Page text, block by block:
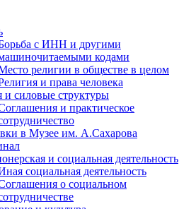
с ИНН и другими
кодами
религии в обществе в целом
и права человека
и силовые структуры
и практическое
в Музее им. А.Сахарова
и социальная деятельность
социальная деятельность
о социальном